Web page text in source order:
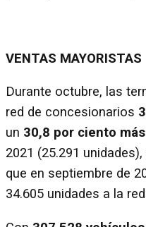
VENTAS MAYORISTAS
Durante octubre, las
red de concesionarios
un 30,8 por ciento más
2021 (25.291 unidades),
que en septiembre de
34.605 unidades a la